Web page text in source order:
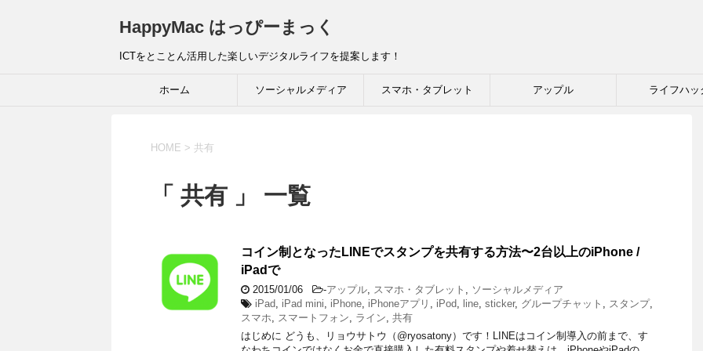
HappyMac はっぴーまっく
ICTをとことん活用した楽しいデジタルライフを提案します！
ホーム ソーシャルメディア スマホ・タブレット アップル ライフハッ
HOME > 共有
「 共有 」 一覧
コイン制となったLINEでスタンプを共有する方法〜2台以上のiPhone /
iPadで
2015/01/06 -アップル, スマホ・タブレット , ソーシャルメディア
iPad, iPad mini, iPhone, iPhoneアプリ , iPod, line, sticker, グループチャット , スタンプ,
スマホ, スマートフォン, ライン, 共有
はじめに どうも、リョウサトウ（@ryosatony）です！LINEはコイン制導入の前まで、す